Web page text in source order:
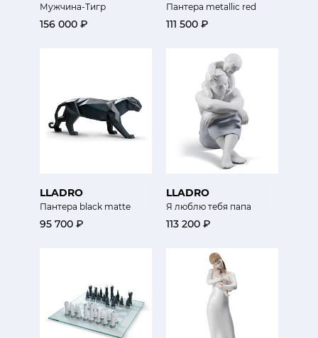
Мужчина-Тигр
156 000 ₽
Пантера metallic red
111 500 ₽
LLADRO
Пантера black matte
95 700 ₽
LLADRO
Я люблю тебя папа
113 200 ₽